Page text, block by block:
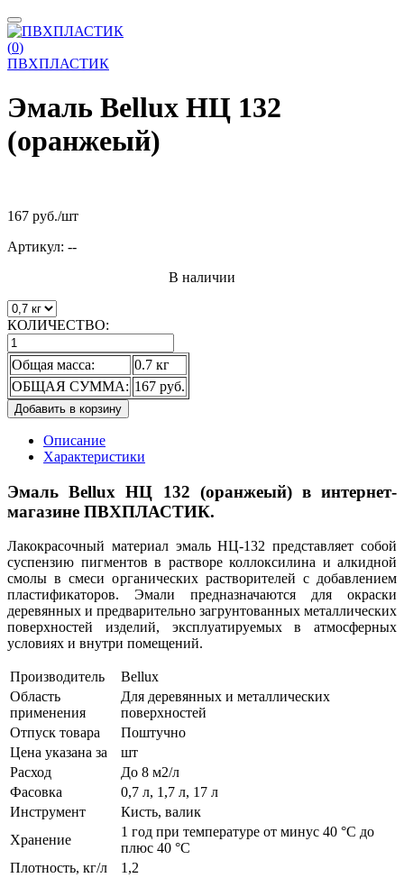
(0)
ПВХПЛАСТИК
Эмаль Bellux НЦ 132
(оранжеый)
167 руб./шт
Артикул: --
В наличии
КОЛИЧЕСТВО:
Общая масса:
0.7 кг
ОБЩАЯ СУММА: 167 руб.
Добавить в корзину
Описание
Характеристики
Эмаль Bellux НЦ 132 (оранжеый) в интернет-
магазине ПВХПЛАСТИК.
Лакокрасочный материал эмаль НЦ-132 представляет собой
суспензию пигментов в растворе коллоксилина и алкидной
смолы в смеси органических растворителей с добавлением
пластификаторов. Эмали предназначаются для окраски
деревянных и предварительно загрунтованных металлических
поверхностей изделий, эксплуатируемых в атмосферных
условиях и внутри помещений.
Производитель
Bellux
Область
применения
Для деревянных и металлических
поверхностей
Отпуск товара
Поштучно
Цена указана за
шт
Расход
До 8 м2/л
Фасовка
0,7 л, 1,7 л, 17 л
Инструмент
Кисть, валик
Хранение
1 год при температуре от минус 40 °С до
плюс 40 °С
Плотность, кг/л
1,2